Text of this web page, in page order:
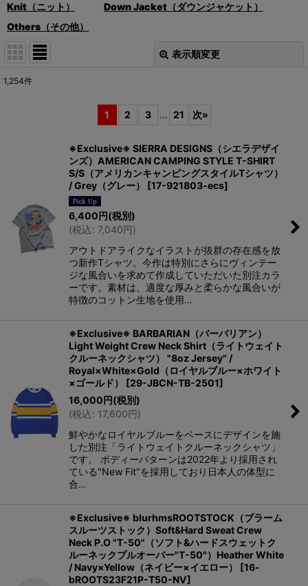
Knit（ニット）
Down Jacket（ダウンジャケット）
Others（その他）
表示順変更
絞り込む
1,254件
1 2 3 ... 21 次»
※Exclusive※ SIERRA DESIGNS（シエラデザイ
ンズ）AMERICAN CAMPING STYLE T-SHIRT
S/S（アメリカンキャンピングスタイルTシャツ）
/ Grey（グレー）
[17-921803-ecs]
6,400円(税別)
(税込: 7,040円)
アウトドアライクなイラストが抜群の存在感を放
つ新作Tシャツ。今作は特別にさらにヴィンテー
ジな風合いを求めて作成していただいた別注カラ
ーです。素材は、適度な厚みと柔らかな風合いが
特徴のコットン生地を使用…
※Exclusive※ BARBARIAN（バーバリアン）
Light Weight Crew Neck Shirt（ライトウェイト
クルーネックシャツ） "8oz Jersey" /
Royal×White×Gold（ロイヤルブルー×ホワイト
×ゴールド）
[29-JBCN-TB-2501]
16,000円(税別)
(税込: 17,600円)
鮮やかなロイヤルブルーをベースにデザインを施
した別注「ライトウェイトクルーネックシャツ」
です。 ボディーパターンは2022年より採用され
ている"New Fit"を採用しており日本人の体型に
合…
※Exclusive※ blurhmsROOTSTOCK（ブラーム
スルーツストック）Soft&Hard Sweat Crew
Neck P.O "T-50"（ソフト&ハードスウェットク
ルーネックプルオーバー"T-50"）Heather White
/ Navy×Yellow（ネイビー×イエロー）
[16-
bROOTS23F21P-T50-NV]